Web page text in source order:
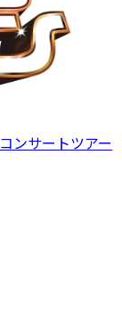
ンサートツアー